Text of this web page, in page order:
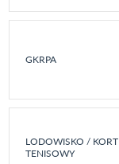
GKRPA
LODOWISKO / KORT
TENISOWY